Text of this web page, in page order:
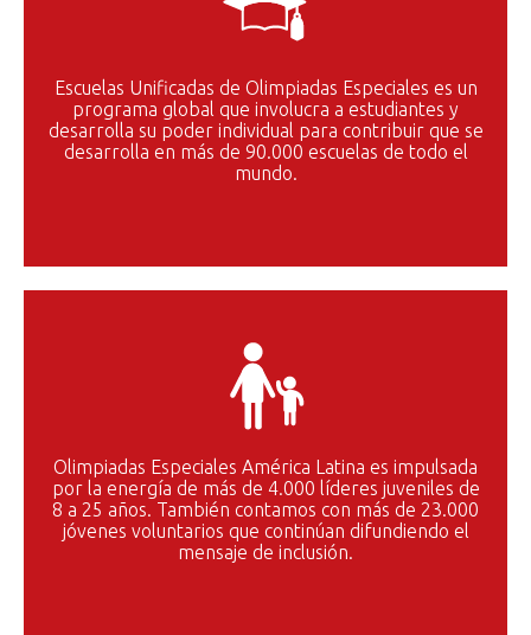
Escuelas Unificadas de Olimpiadas Especiales es un
programa global que involucra a estudiantes y
desarrolla su poder individual para contribuir que se
desarrolla en más de 90.000 escuelas de todo el
mundo.
Olimpiadas Especiales América Latina es impulsada
por la energía de más de 4.000 líderes juveniles de
8 a 25 años. También contamos con más de 23.000
jóvenes voluntarios que continúan difundiendo el
mensaje de inclusión.